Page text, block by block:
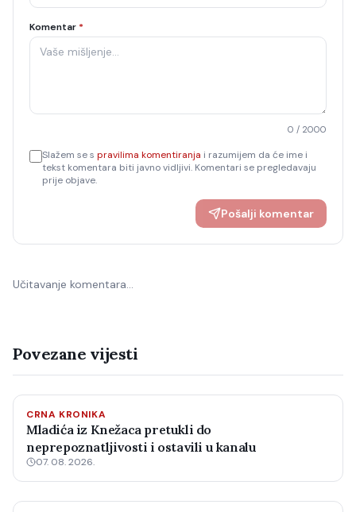
Komentar *
0 / 2000
Slažem se s pravilima komentiranja i razumijem da će ime i
tekst komentara biti javno vidljivi. Komentari se pregledavaju
prije objave.
Pošalji komentar
Učitavanje komentara…
Povezane vijesti
CRNA KRONIKA
Mladića iz Knežaca pretukli do
neprepoznatljivosti i ostavili u kanalu
07. 08. 2026.